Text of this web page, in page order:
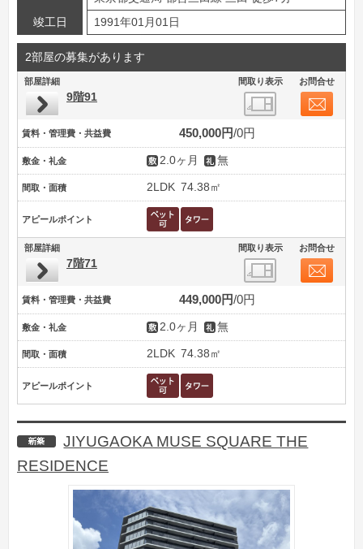
竣工日
1991年01月01日
2部屋の募集があります
部屋詳細 間取り表示 お問合せ
9階91
賃料・管理費・共益費 450,000円 0円
敷金・礼金 2.0ヶ月 無
間取・面積 2LDK 74.38㎡
アピールポイント
部屋詳細 間取り表示 お問合せ
7階71
賃料・管理費・共益費 449,000円 0円
敷金・礼金 2.0ヶ月 無
間取・面積 2LDK 74.38㎡
アピールポイント
新築
JIYUGAOKA MUSE SQUARE THE
RESIDENCE